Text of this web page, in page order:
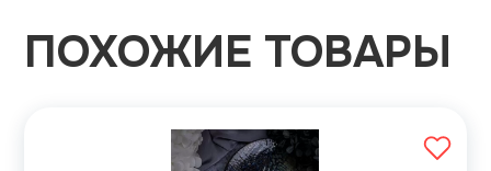
ПОХОЖИЕ ТОВАРЫ